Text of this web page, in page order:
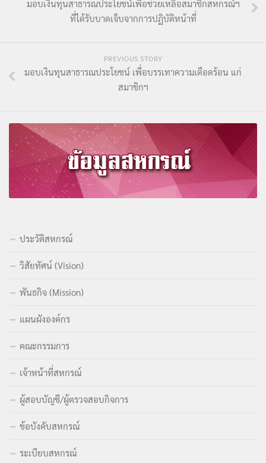
มอบเงินทุนสาธารณประโยชน์เพื่อช่วยเหลือสมาชิกสหกรณ์ฯ
ที่ได้รับบาดเจ็บจากการปฏิบัติหน้าที่
PREVIOUS STORY
มอบเงินทุนสาธารณประโยชน์ เพื่อบรรเทาความเดือดร้อน แก่
สมาชิกฯ
ประวัติสหกรณ์
วิสัยทัศน์ (Vision)
พันธกิจ (Mission)
แผนผังองค์กร
คณะกรรมการ
เจ้าหน้าที่สหกรณ์
ผู้สอบบัญชี/ผู้ตรวจสอบกิจการ
ข้อบังคับสหกรณ์
ระเบียบสหกรณ์